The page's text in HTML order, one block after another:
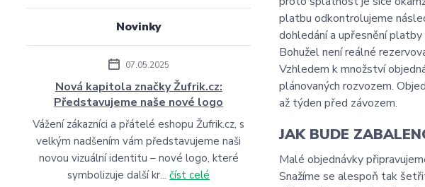
Novinky
07.05.2025
Nová kapitola značky Žufrik.cz:
Představujeme naše nové logo
Vážení zákazníci a přátelé eshopu Žufrik.cz, s
velkým nadšením vám představujeme naši
novou vizuální identitu – nové logo, které
symbolizuje další kr...číst celé
platbu odkontrolujeme
dohledání a upřesnění
Bohužel není reálné
Vzhledem k množství
plánovaných rozvozem.
až týden před závozem.
JAK BUDE
Malé objednávky
Snažíme se alespoň tak